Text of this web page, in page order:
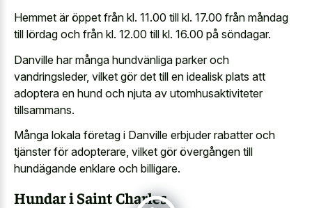
Hemmet är öppet från kl. 11.00 till kl. 17.00 från måndag
till lördag och från kl. 12.00 till kl. 16.00 på söndagar.
Danville har många hundvänliga parker och
vandringsleder, vilket gör det till en idealisk plats att
adoptera en hund och njuta av utomhusaktiviteter
tillsammans.
Många lokala företag i Danville erbjuder rabatter och
tjänster för adopterare, vilket gör övergången till
hundägande enklare och billigare.
Hundar i Saint Charles